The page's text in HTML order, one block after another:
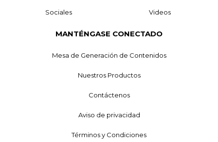
Sociales Videos
MANTÉNGASE CONECTADO
Mesa de Generación de Contenidos
Nuestros Productos
Contáctenos
Aviso de privacidad
Términos y Condiciones